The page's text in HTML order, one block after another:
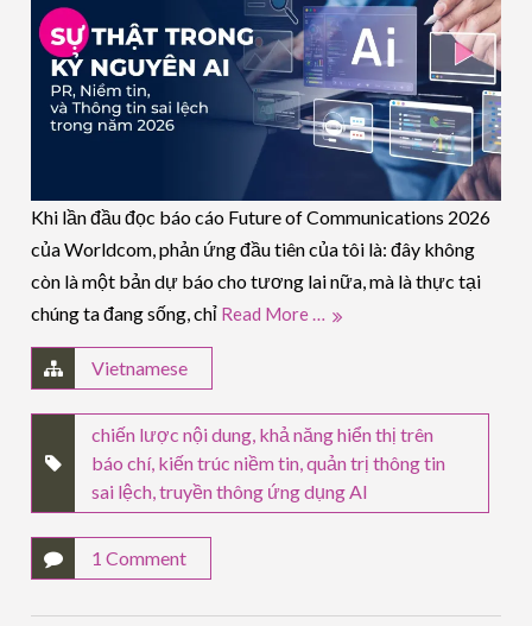
Khi lần đầu đọc báo cáo Future of Communications 2026
của Worldcom, phản ứng đầu tiên của tôi là: đây không
còn là một bản dự báo cho tương lai nữa, mà là thực tại
chúng ta đang sống, chỉ Read More …
Vietnamese
chiến lược nội dung khả năng hiển thị trên
báo chí, kiến trúc niềm tin ,quản trị thông tin
sai lệch ,truyền thông ứng dụng AI
1 Comment